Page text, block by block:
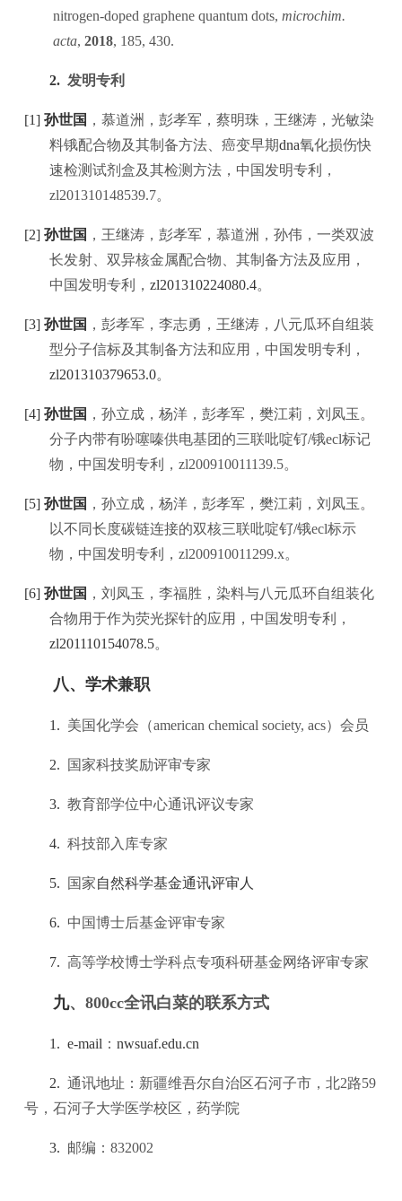
nitrogen-doped graphene quantum dots,microchim.
acta, 2018, 185, 430.
2. 发明专利
[1]孙世国 ，慕道洲，彭孝军，蔡明珠，王继涛，光敏染
料锇配合物及其制备方法、癌变早期dna氧化损伤快
速检测试剂盒及其检测方法，中国发明专利，
zl201310148539.7。
[2]孙世国 ，王继涛，彭孝军，慕道洲，孙伟，一类双波
长发射、双异核金属配合物、其制备方法及应用，
中国发明专利，zl201310224080.4。
[3]孙世国 ，彭孝军，李志勇，王继涛，八元瓜环自组装
型分子信标及其制备方法和应用，中国发明专利，
zl201310379653.0。
[4]孙世国 ，孙立成，杨洋，彭孝军，樊江莉，刘凤玉。
分子内带有吩噻嗪供电基团的三联吡啶钌/锇ecl标记
物，中国发明专利，zl200910011139.5。
[5]孙世国 ，孙立成，杨洋，彭孝军，樊江莉，刘凤玉。
以不同长度碳链连接的双核三联吡啶钌/锇ecl标示
物，中国发明专利，zl200910011299.x。
[6]孙世国 ，刘凤玉，李福胜，染料与八元瓜环自组装化
合物用于作为荧光探针的应用，中国发明专利，
zl201110154078.5。
八、学术兼职
1. 美国化学会（american chemical society, acs）会员
2. 国家科技奖励评审专家
3.教育部学位中心通讯评议专家
4.科技部入库专家
5. 国家自然科学基金通讯评审人
6. 中国博士后基金评审专家
7.高等学校博士学科点专项科研基金网络评审专家
九、800cc全讯白菜的联系方式
1. e-mail ：nwsuaf.edu.cn
2.通讯地址：新疆维吾尔自治区石河子市，北2路59
号，石河子大学医学校区，药学院
3. 邮编：832002